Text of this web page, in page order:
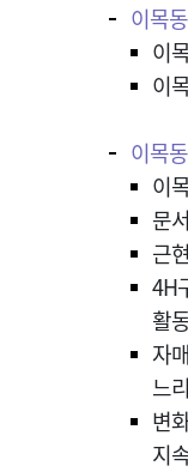
이목
이
이
이목
이
문
근
4H
활
자
느
변
지